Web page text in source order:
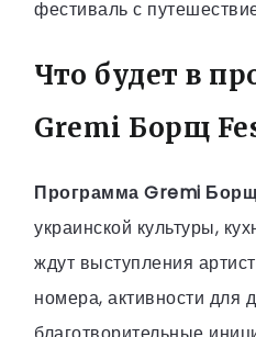
фестиваль с
Что будет в
Gremi Борщ
Программа Gremi
украинской культуры,
ждут выступления
номера, активности для